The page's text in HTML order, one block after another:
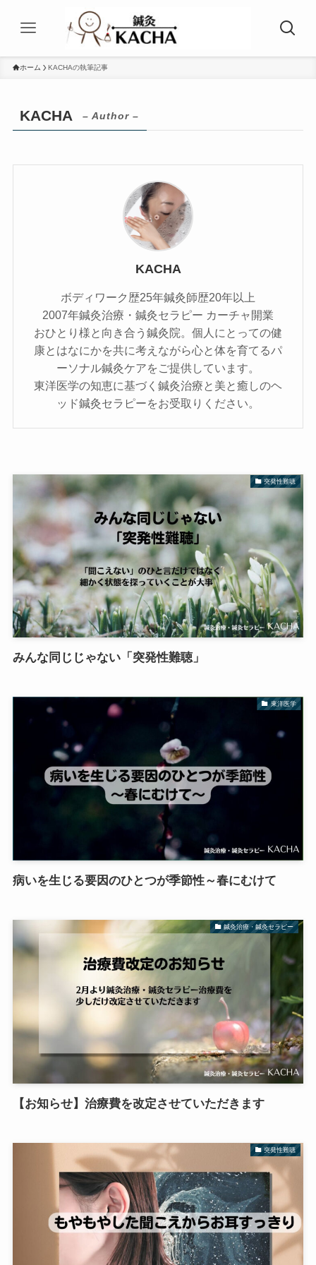
ホーム KACHAの執筆記事
KACHA – Author –
KACHA
ボディワーク歴25年鍼灸師歴20年以上
2007年鍼灸治療・鍼灸セラピー カーチャ開業
おひとり様と向き合う鍼灸院。個人にとっての健
康とはなにかを共に考えながら心と体を育てるパ
ーソナル鍼灸ケアをご提供しています。
東洋医学の知恵に基づく鍼灸治療と美と癒しのヘ
ッド鍼灸セラピーをお受取りください。
突発性難聴
みんな同じじゃない「突発性難聴」
東洋医学
病いを生じる要因のひとつが季節性～春にむけて
鍼灸治療・鍼灸セラピー
【お知らせ】治療費を改定させていただきます
突発性難聴